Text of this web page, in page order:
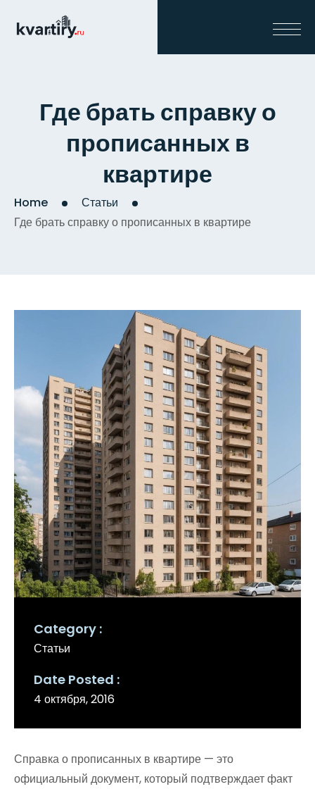
Где брать справку о
прописанных в
квартире
Home
Статьи
Где брать справку о прописанных в квартире
Category
Статьи
Date Posted
4 октября, 2016
Справка о прописанных в квартире — это
официальный документ, который подтверждает факт